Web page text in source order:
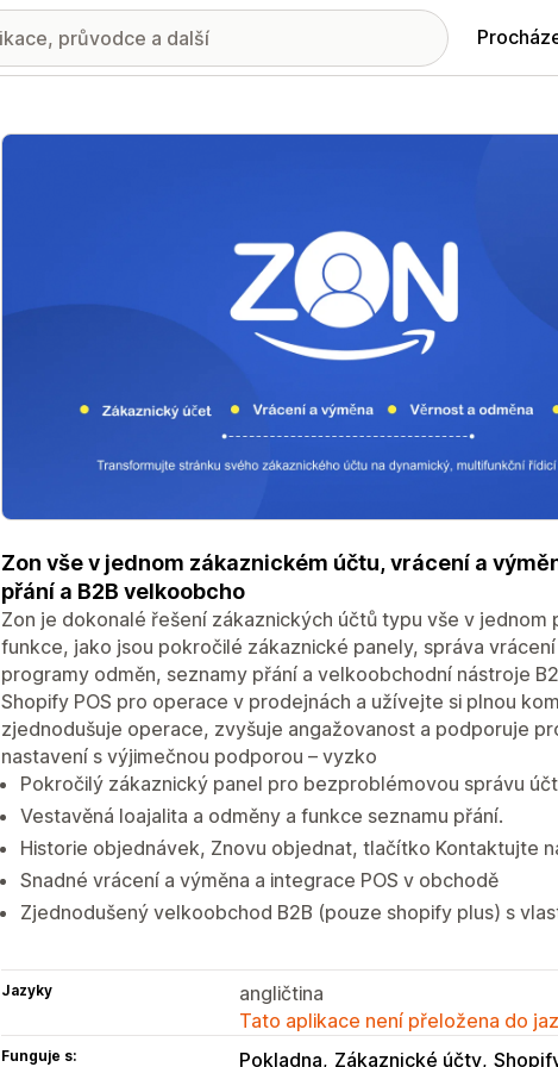
Galerie propagovaných obrázků
Zon vše v jednom zákaznickém účtu, vrácení a
přání a B2B velkoobcho
Zon je dokonalé řešení zákaznických účtů typu vše v
funkce, jako jsou pokročilé zákaznické panely, správa
programy odměn, seznamy přání a velkoobchodní nástroje
Shopify POS pro operace v prodejnách a užívejte si plnou
zjednodušuje operace, zvyšuje angažovanost a podporuje
nastavení s výjimečnou podporou – vyzko
Pokročilý zákaznický panel pro bezproblémovou správu
Vestavěná loajalita a odměny a funkce seznamu přání.
Historie objednávek, Znovu objednat, tlačítko Kontaktujte
Snadné vrácení a výměna a integrace POS v obchodě
Zjednodušený velkoobchod B2B (pouze shopify plus) s
Jazyky
angličtina
Tato aplikace není přeložena do
Funguje s: Pokladna Zákaznické účty